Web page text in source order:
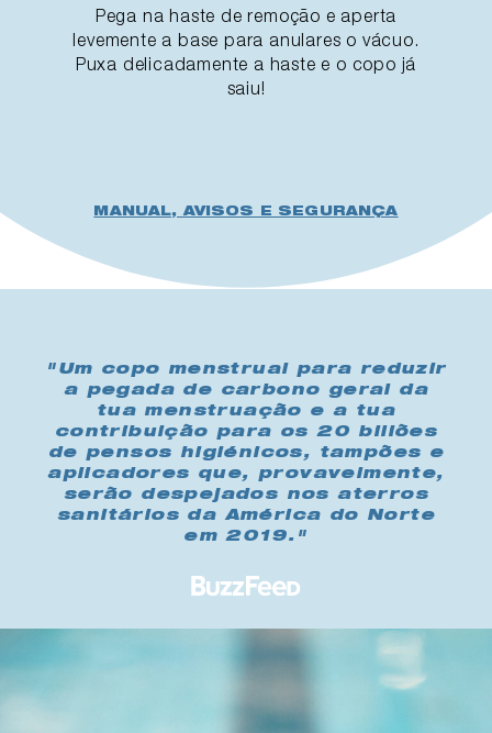
Pega na haste de remoção e aperta
levemente a base para anulares o vácuo.
Puxa delicadamente a haste e o copo já
saiu!
MANUAL, AVISOS E SEGURANÇA
"Um copo menstrual para reduzir
a pegada de carbono geral da
tua menstruação e a tua
contribuição para os 20 biliões
de pensos higiénicos, tampões e
aplicadores que, provavelmente,
serão despejados nos aterros
sanitários da América do Norte
em 2019."